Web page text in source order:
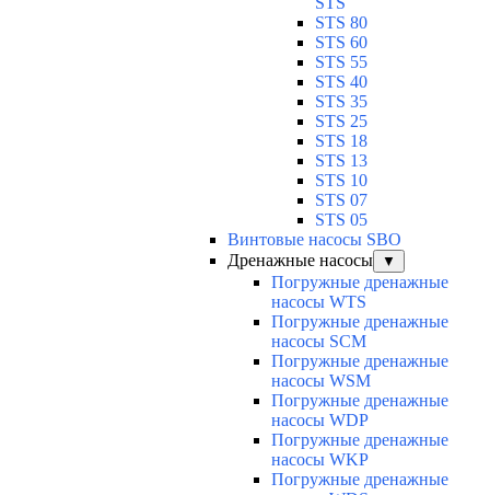
STS 80
STS 60
STS 55
STS 40
STS 35
STS 25
STS 18
STS 13
STS 10
STS 07
STS 05
Винтовые насосы SBO
Дренажные насосы
▼
Погружные дренажные
насосы WTS
Погружные дренажные
насосы SCM
Погружные дренажные
насосы WSM
Погружные дренажные
насосы WDP
Погружные дренажные
насосы WKP
Погружные дренажные